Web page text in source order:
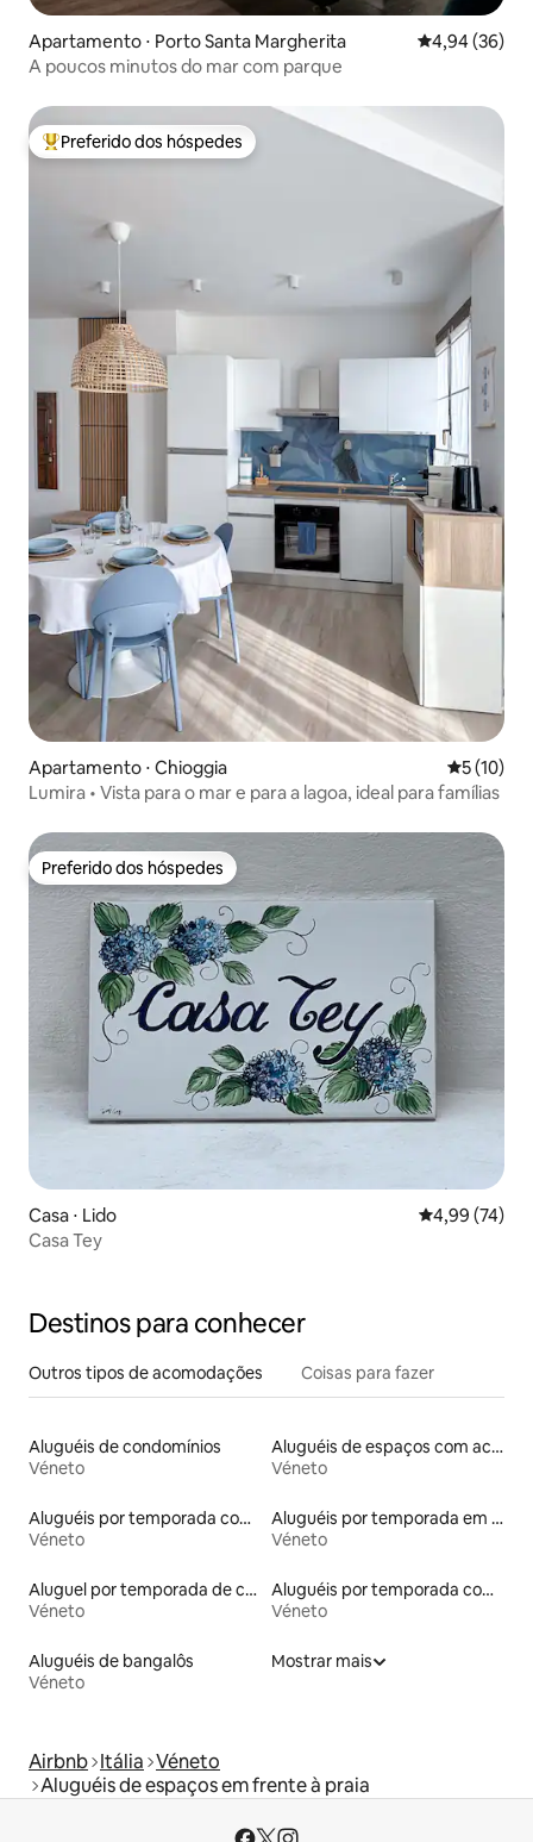
Apartamento ⋅ Porto Santa Margherita 4,94 de uma
4,94 (36)
A poucos minutos do mar com parque
Entre os melhores preferidos dos hóspedes
Preferido dos hóspedes
Apartamento ⋅ Chioggia 5 de uma
5 (10)
Lumira • Vista para o mar e para a lagoa, ideal para famílias
Preferido dos hóspedes
Preferido dos hóspedes
Casa ⋅ Lido 4,99 de uma
4,99 (74)
Casa Tey
Destinos para conhecer
Outros tipos de acomodações Coisas para fazer
Aluguéis de condomínios
Véneto
Aluguéis de espaços com acesso direto a pistas de esqui
Véneto
Aluguéis por temporada com banheiro para PCD
Véneto
Aluguéis por temporada em albergue
Véneto
Aluguel por temporada de casas de veraneio
Véneto
Aluguéis por temporada com acesso ao lago
Véneto
Aluguéis de bangalôs
Véneto
Mostrar mais
Airbnb Itália Véneto
Aluguéis de espaços em frente à praia